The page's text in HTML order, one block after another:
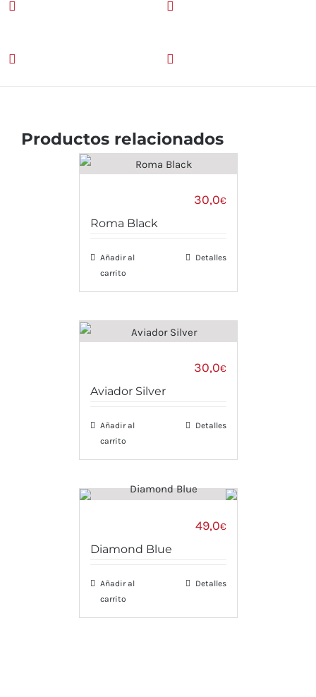
Productos relacionados
30,0€
Roma Black
Añadir al
carrito
Detalles
30,0€
Aviador Silver
Añadir al
carrito
Detalles
49,0€
Diamond Blue
Añadir al
carrito
Detalles